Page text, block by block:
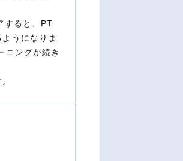
すると、PT
うになりま
ニングが続き